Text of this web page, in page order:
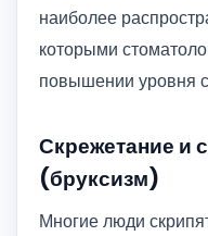
наиболее
которыми
повышении уровня
Скрежетание и
(бруксизм)
Многие люди